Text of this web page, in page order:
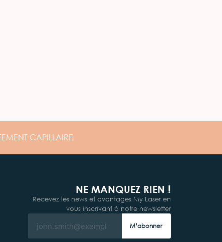
CAPILLAIRE
NE MANQUEZ RIEN !
Recevez les news et avantages My Laser en
vous inscrivant à notre newsletter
M’abonner